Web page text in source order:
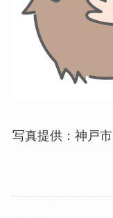
写真提供：神戸市